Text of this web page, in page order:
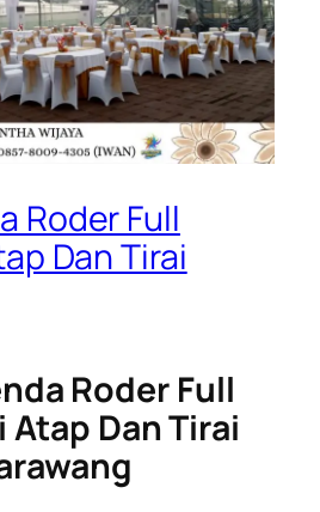
Roder Full
Dan Tirai
Roder Full
Atap Dan Tirai